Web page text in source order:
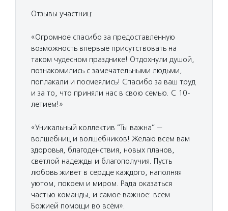
Отзывы участниц:
«Огромное спасибо за предоставленную
возможность впервые присутствовать на
таком чудесном празднике! Отдохнули душой,
познакомились с замечательными людьми,
поплакали и посмеялись! Спасибо за ваш труд
и за то, что приняли нас в свою семью. С 10-
летием!»
«Уникальный коллектив ”Ты важна” —
волшебниц и волшебников! Желаю всем вам
здоровья, благоденствия, новых планов,
светлой надежды и благополучия. Пусть
любовь живет в сердце каждого, наполняя
уютом, покоем и миром. Рада оказаться
частью команды, и самое важное: всем
Божией помощи во всём».